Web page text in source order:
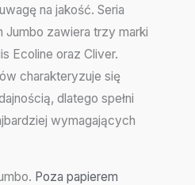
na jakość. Seria
zawiera trzy marki
Ecoline oraz Cliver.
charakteryzuje się
dlatego spełni
wymagających
Poza papierem